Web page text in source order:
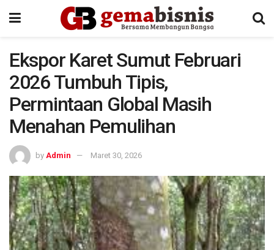
Ekspor Karet Sumut Februari
2026 Tumbuh Tipis,
Permintaan Global Masih
Menahan Pemulihan
by Admin Maret 30, 2026